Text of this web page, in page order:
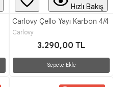
Hızlı Bakış
Carlovy Çello Yayı Karbon 4/4
Carlovy
3.290,00 TL
Sepete Ekle